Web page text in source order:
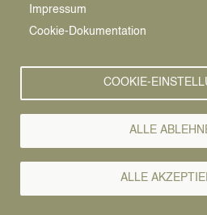
News
01.08.2025
Vauth art
nach
Impressum
Cookie-Dokumentation
COOKIE-
ALLE
ALLE